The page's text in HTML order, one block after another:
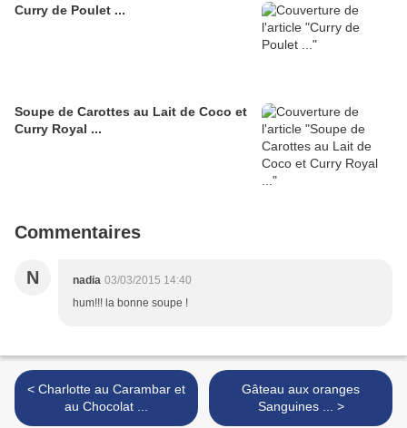
Curry de Poulet ...
Soupe de Carottes au Lait de Coco et
Curry Royal ...
Commentaires
N nadia 03/03/2015 14:40
hum!!! la bonne soupe !
< Charlotte au Carambar et
au Chocolat ...
Gâteau aux oranges
Sanguines ... >